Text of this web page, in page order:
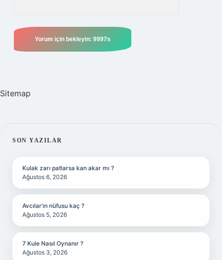
Sitemap
SIDEBAR
SON YAZILAR
Kulak zarı patlarsa kan akar mı ?
Ağustos 6, 2026
Avcılar’ın nüfusu kaç ?
Ağustos 5, 2026
7 Kule Nasıl Oynanır ?
Ağustos 3, 2026